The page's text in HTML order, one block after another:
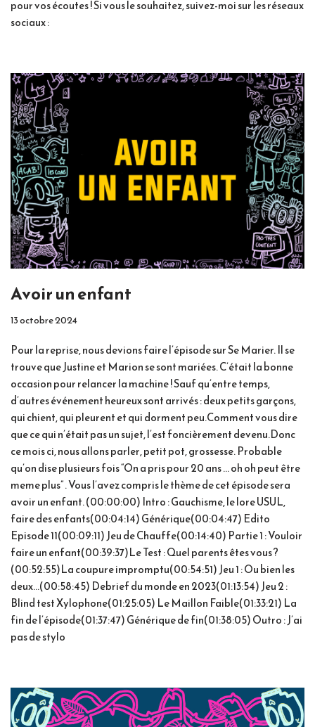
pour vos écoutes ! Si vous le souhaitez, suivez-moi sur les réseaux
sociaux :
Avoir un enfant
13 octobre 2024
Pour la reprise, nous devions faire l’épisode sur Se Marier. Il se
trouve que Justine et Marion se sont mariées. C’était la bonne
occasion pour relancer la machine ! Sauf qu’entre temps,
d’autres événement heureux sont arrivés : deux petits garçons,
qui chient, qui pleurent et qui dorment peu.Comment vous dire
que ce qui n’était pas un sujet, l’est foncièrement devenu.Donc
ce mois ci, nous allons parler, petit pot, grossesse. Probable
qu’on dise plusieurs fois “On a pris pour 20 ans … oh oh peut être
meme plus” . Vous l’avez compris le thème de cet épisode sera
avoir un enfant. (00:00:00) Intro : Gauchisme, le lore USUL,
faire des enfants(00:04:14) Générique(00:04:47) Edito
Episode 11(00:09:11) Jeu de Chauffe(00:14:40) Partie 1 : Vouloir
faire un enfant(00:39:37)Le Test : Quel parents êtes vous ?
(00:52:55)La coupure impromptu(00:54:51) Jeu 1 : Ou bien les
deux…(00:58:45) Debrief du monde en 2023(01:13:54) Jeu 2 :
Blind test Xylophone(01:25:05) Le Maillon Faible(01:33:21) La
fin de l’épisode(01:37:47) Générique de fin(01:38:05) Outro : J’ai
pas de stylo